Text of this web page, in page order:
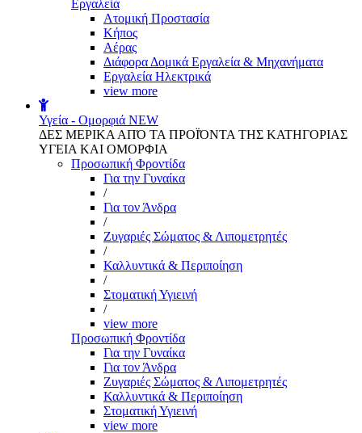
Εργαλεία
Aτομική Προστασία
Kήπος
Αέρας
Διάφορα Δομικά Εργαλεία & Μηχανήματα
Εργαλεία Ηλεκτρικά
view more
Υγεία - Ομορφιά NEW
ΔΕΣ ΜΕΡΙΚΑ ΑΠΌ ΤΑ ΠΡΟΪΌΝΤΑ ΤΗΣ ΚΑΤΗΓΟΡΙΑΣ
ΥΓΕΙΑ ΚΑΙ ΟΜΟΡΦΙΑ
Προσωπική Φροντίδα
Για την Γυναίκα
/
Για τον Άνδρα
/
Ζυγαριές Σώματος & Λιπομετρητές
/
Καλλυντικά & Περιποίηση
/
Στοματική Υγιεινή
/
view more
Προσωπική Φροντίδα
Για την Γυναίκα
Για τον Άνδρα
Ζυγαριές Σώματος & Λιπομετρητές
Καλλυντικά & Περιποίηση
Στοματική Υγιεινή
view more